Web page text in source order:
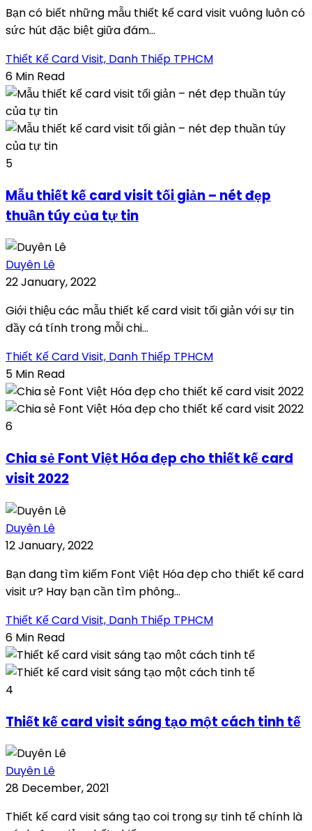
Bạn có biết những mẫu thiết kế card visit vuông luôn có
sức hút đặc biệt giữa đám...
Thiết Kế Card Visit, Danh Thiếp TPHCM
6 Min Read
5
Mẫu thiết kế card visit tối giản – nét đẹp
thuần túy của tự tin
Duyên Lê
22 January, 2022
Giới thiệu các mẫu thiết kế card visit tối giản với sự tin
đầy cá tính trong mỗi chi...
Thiết Kế Card Visit, Danh Thiếp TPHCM
5 Min Read
6
Chia sẻ Font Việt Hóa đẹp cho thiết kế card
visit 2022
Duyên Lê
12 January, 2022
Bạn đang tìm kiếm Font Việt Hóa đẹp cho thiết kế card
visit ư? Hay bạn cần tìm phông...
Thiết Kế Card Visit, Danh Thiếp TPHCM
6 Min Read
4
Thiết kế card visit sáng tạo một cách tinh tế
Duyên Lê
28 December, 2021
Thiết kế card visit sáng tạo coi trọng sự tinh tế chính là